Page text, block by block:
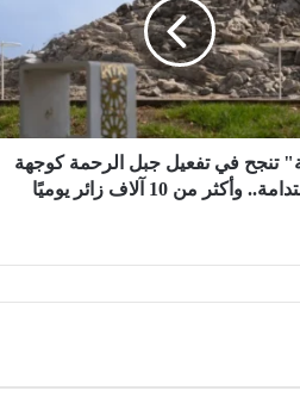
تنجح في تفعيل جبل الرحمة كوجهة
وأكثر من 10 آلاف زائر يوميًا